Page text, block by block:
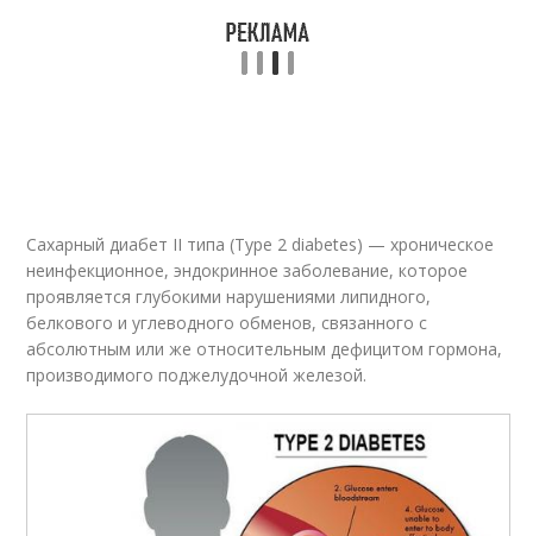
Сахарный диабет II типа (Type 2 diabetes) — хроническое
неинфекционное, эндокринное заболевание, которое
проявляется глубокими нарушениями липидного,
белкового и углеводного обменов, связанного с
абсолютным или же относительным дефицитом гормона,
производимого поджелудочной железой.